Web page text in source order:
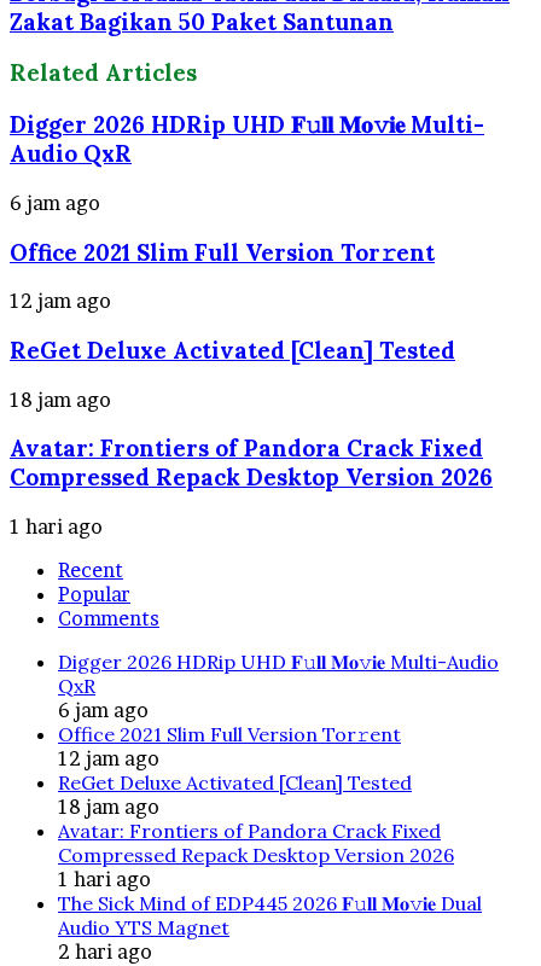
Zakat Bagikan 50 Paket Santunan
Related Articles
Digger 2026 HDRip UHD 𝐅𝚞𝐥𝐥 𝐌𝐨𝚟𝐢𝐞 Multi-
Audio QxR
6 jam ago
Office 2021 Slim Full Version Tor𝚛ent
12 jam ago
ReGet Deluxe Activated [Clean] Tested
18 jam ago
Avatar: Frontiers of Pandora Crack Fixed
Compressed Repack Desktop Version 2026
1 hari ago
Recent
Popular
Comments
Digger 2026 HDRip UHD 𝐅𝚞𝐥𝐥 𝐌𝐨𝚟𝐢𝐞 Multi-Audio
QxR
6 jam ago
Office 2021 Slim Full Version Tor𝚛ent
12 jam ago
ReGet Deluxe Activated [Clean] Tested
18 jam ago
Avatar: Frontiers of Pandora Crack Fixed
Compressed Repack Desktop Version 2026
1 hari ago
The Sick Mind of EDP445 2026 𝐅𝚞𝐥𝐥 𝐌𝐨𝚟𝐢𝐞 Dual
Audio YTS Magnet
2 hari ago